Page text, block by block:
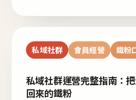
私域社群 會員經營 鐵粉
私域社群運營完整指南：
回來的鐵粉